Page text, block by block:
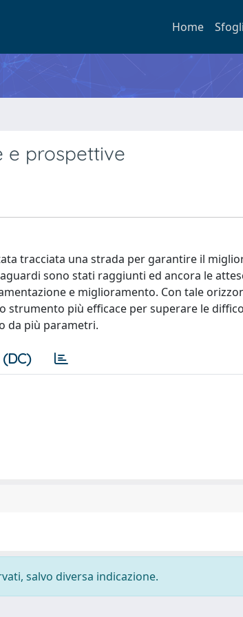
Home
e prospettive
tracciata una strada per garantire il
sono stati raggiunti ed ancora le
e miglioramento. Con tale
strumento più efficace per superare le
da più parametri.
salvo diversa indicazione.